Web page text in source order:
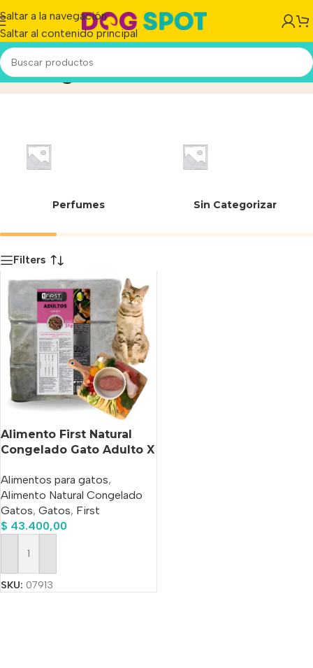
Saltar a la navegación
Saltar al contenido principal
4583 gInicio/Producto
Perfumes Sin Categorizar
Filters
Alimento First Natural
Congelado Gato Adulto X
Alimentos para gatos,
Alimento Natural Congelado
Gatos, Gatos, First
$ 43.400,00
Añadir Al Carrito
SKU: 07913